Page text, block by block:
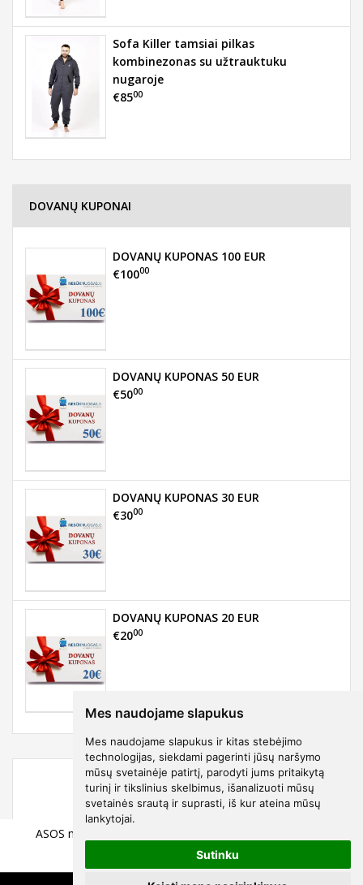
Mes naudojame slapukus
Mes naudojame slapukus ir kitas stebėjimo
technologijas, siekdami pagerinti jūsų naršymo
mūsų svetainėje patirtį, parodyti jums pritaikytą
turinį ir tikslinius skelbimus, išanalizuoti mūsų
svetainės srautą ir suprasti, iš kur ateina mūsų
lankytojai.
Sutinku
Sofa Killer tamsiai pilkas
kombinezonas su užtrauktuku
nugaroje
€8500
DOVANŲ KUPONAI
DOVANŲ KUPONAS 100 EUR
€10000
DOVANŲ KUPONAS 50 EUR
€5000
DOVANŲ KUPONAS 30 EUR
€3000
DOVANŲ KUPONAS 20 EUR
€2000
ASOS mono grinham languotos surišamos XXL maudymuko
00 €16